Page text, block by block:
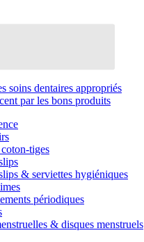
soins dentaires appropriés
par les bons produits
tiges
& serviettes hygiéniques
périodiques
& disques menstruels